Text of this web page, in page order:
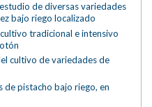
de diversas variedades
bajo riego localizado
tradicional e intensivo
cultivo de variedades de
pistacho bajo riego, en